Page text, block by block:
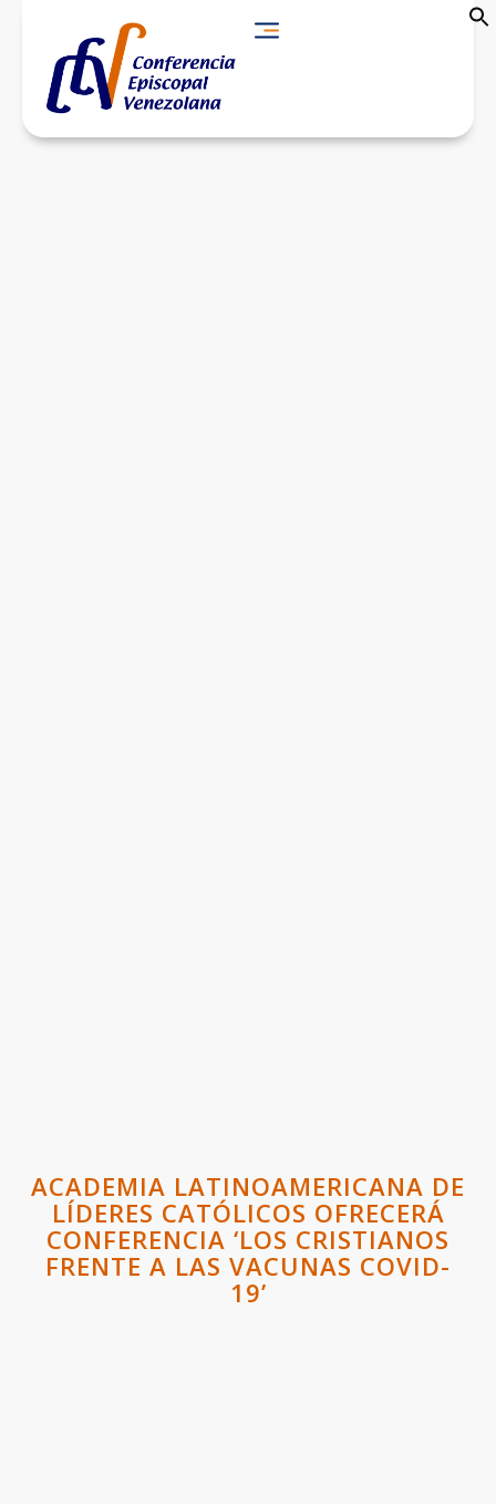
ACADEMIA LATINOAMERICANA DE
LÍDERES CATÓLICOS OFRECERÁ
CONFERENCIA ‘LOS CRISTIANOS
FRENTE A LAS VACUNAS COVID-
19’